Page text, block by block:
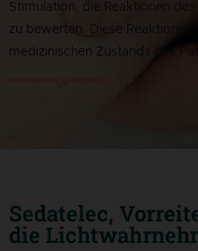
Stimulation, die Reaktionen
zu bewerten. Diese Reaktionen
medizinischen Zustands des
Sedatelec,
die